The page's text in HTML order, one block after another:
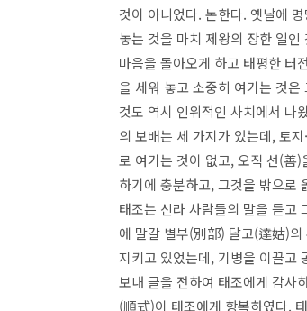
것이 아니었다. 논한다. 옛날에
놓는 것을 마치 제왕의 장한 일
마음을 돌아오게 하고 태평한 터
을 세워 놓고 소중히 여기는 것
것도 역시 인위적인 사치에서 나
의 보배는 세 가지가 있는데, 토
로 여기는 것이 없고, 오직 선(善
하기에 충분하고, 그것을 밖으로
태조는 신라 사람들의 말을 듣고
에 말갈 별부(別部) 달고(達姑)
지키고 있었는데, 기병을 이끌고
보내 글을 전하여 태조에게 감사
(順式)이 태조에게 항복하였다.